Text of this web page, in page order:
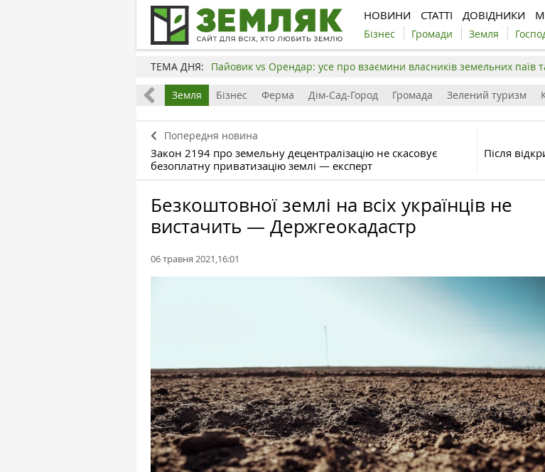
НОВИНИ СТАТТІ ДОВІДНИКИ
Бізнес Громади Земля
ТЕМА ДНЯ: Пайовик vs Орендар: усе про взаємини власників земельних паїв
Все Земля Бізнес Ферма Дім-Сад-Город Громада Зелений туризм
Попередня новина
Закон 2194 про земельну децентралізацію не скасовує
безоплатну приватизацію землі — експерт
Після
Безкоштовної землі на всіх українців не
вистачить — Держгеокадастр
06 травня 2021,16:01